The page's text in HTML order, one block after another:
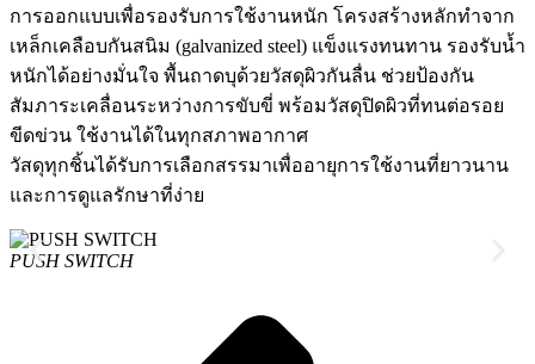
การออกแบบเพื่อรองรับการใช้งานหนัก โครงสร้างหลักทำจาก
เหล็กเคลือบกันสนิม (galvanized steel) แข็งแรงทนทาน รองรับน้ำ
หนักได้อย่างมั่นใจ พื้นถาดบุด้วยวัสดุผิวกันลื่น ช่วยป้องกัน
สัมภาระเคลื่อนระหว่างการขับขี่ พร้อมวัสดุปิดผิวที่ทนต่อรอย
ขีดข่วน ใช้งานได้ในทุกสภาพอากาศ
วัสดุทุกชิ้นได้รับการเลือกสรรมาเพื่ออายุการใช้งานที่ยาวนาน
และการดูแลรักษาที่ง่าย
PUSH SWITCH